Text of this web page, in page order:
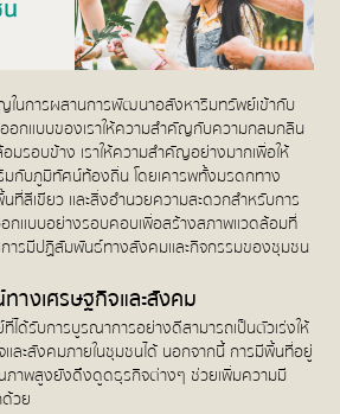
นการผสานการพัฒนาอสังหาริมทรัพย์เข้ากับ
กแบบของเราให้ความสำคัญกับความกลมกลืน
มรอบข้าง เราให้ความสำคัญอย่างมากเพื่อให้
ริมกับภูมิทัศน์ท้องถิ่น โดยเคารพทั้งมรดกทาง
สีเขียว และสิ่งอำนวยความสะดวกสำหรับการ
กแบบอย่างรอบคอบเพื่อสร้างสภาพแวดล้อมที่
ารมีปฏิสัมพันธ์ทางสังคมและกิจกรรมของชุมชน
ทางเศรษฐกิจและสังคม
ด้รับการบูรณาการอย่างดีสามารถเป็นตัวเร่งให้
และสังคมภายในชุมชนได้ นอกจากนี้ การมีพื้นที่อยู่
าพสูงยังดึงดูดธุรกิจต่างๆ ช่วยเพิ่มความมี
วย